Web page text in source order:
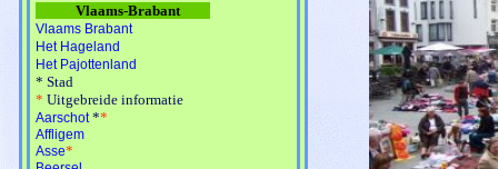
Vlaams-Brabant
Vlaams Brabant
Het Hageland
Het Pajottenland
* Stad
* Uitgebreide informatie
Aarschot**
Affligem
Asse*